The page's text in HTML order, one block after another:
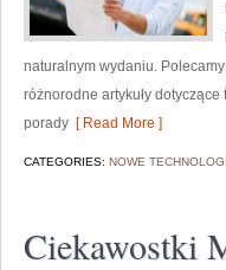
naturalnym wydaniu.
różnorodne artykuły
porady [ Read More ]
CATEGORIES: NOWE
Ciekawostki